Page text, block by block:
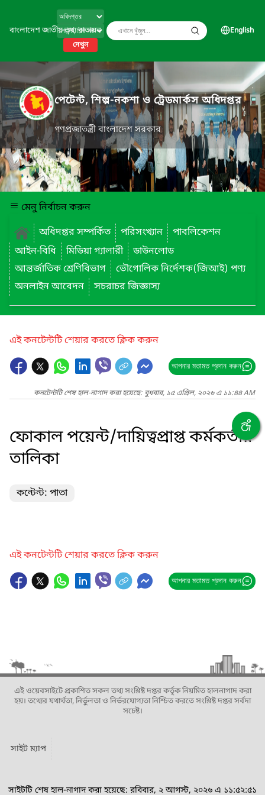
বাংলাদেশ জাতীয় তথ্য বাতায়ন
দেখুন
English
পেটেন্ট, শিল্প-নকশা ও ট্রেডমার্কস অধিদপ্তর
গণপ্রজাতন্ত্রী বাংলাদেশ সরকার
মেনু নির্বাচন করুন
অধিদপ্তর সম্পর্কিত
পরিসংখ্যান
পাবলিকেশন
আইন-বিধি
মিডিয়া গ্যালারী
ডাউনলোড
আন্তর্জাতিক শ্রেণিবিভাগ
ভৌগোলিক নির্দেশক(জিআই) পণ্য
অনলাইন আবেদন
সচরাচর জিজ্ঞাস্য
এই কনটেন্টটি শেয়ার করতে ক্লিক করুন
আপনার মতামত প্রদান করুন
কনটেন্টটি শেষ হাল-নাগাদ করা হয়েছে: বুধবার, ১৫ এপ্রিল, ২০২৬ এ ১১:৪৪ AM
ফোকাল পয়েন্ট/দায়িত্বপ্রাপ্ত কর্মকর্তার
তালিকা
কন্টেন্ট: পাতা
এই কনটেন্টটি শেয়ার করতে ক্লিক করুন
আপনার মতামত প্রদান করুন
এই ওয়েবসাইটে প্রকাশিত সকল তথ্য সংশ্লিষ্ট দপ্তর কর্তৃক নিয়মিত হালনাগাদ করা
হয়। তথ্যের যথার্থতা, নির্ভুলতা ও নির্ভরযোগ্যতা নিশ্চিত করতে সংশ্লিষ্ট দপ্তর সর্বদা
সচেষ্ট।
সাইট ম্যাপ
সাইটটি শেষ হাল-নাগাদ করা হয়েছে: রবিবার, ২ আগস্ট, ২০২৬ এ ১১:৫২:৫১